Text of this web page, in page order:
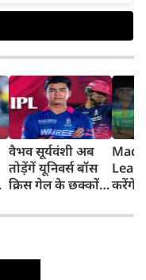
वैभव सूर्यवंशी अब
तोड़ेंगें यूनिवर्स बॉस
क्रिस गेल के छक्कों
करेंगे
टीम में